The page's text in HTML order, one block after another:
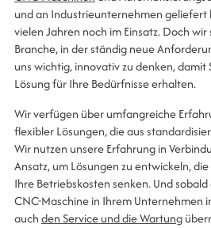
und an Industrieunternehmen geliefert
vielen Jahren noch im Einsatz. Doch
Branche, in der ständig neue
uns wichtig, innovativ zu denken, damit
Lösung für Ihre Bedürfnisse erhalten.
Wir verfügen über umfangreiche
flexibler Lösungen, die aus
Wir nutzen unsere Erfahrung in
Ansatz, um Lösungen zu entwickeln,
Ihre Betriebskosten senken. Und
CNC-Maschine in Ihrem Unternehmen
auchden Service und die Wartung